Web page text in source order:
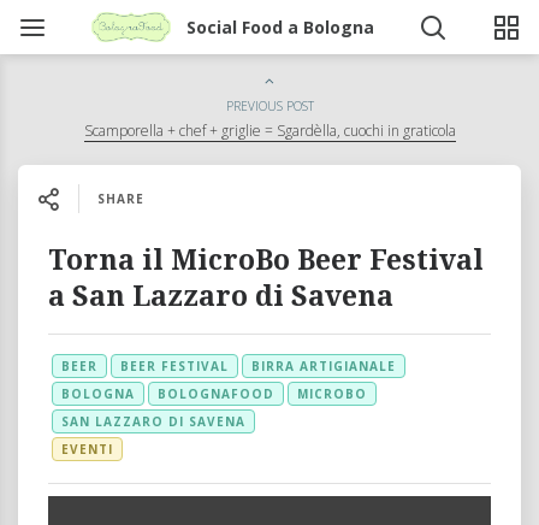
Social Food a Bologna
PREVIOUS POST
Scamporella + chef + griglie = Sgardèlla, cuochi in graticola
SHARE
Torna il MicroBo Beer Festival
a San Lazzaro di Savena
BEER BEER FESTIVAL
BIRRA ARTIGIANALE
BOLOGNA
BOLOGNAFOOD
MICROBO
SAN LAZZARO DI SAVENA
EVENTI